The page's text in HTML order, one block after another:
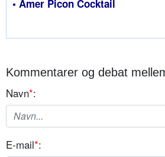
• Amer Picon Cocktail
Kommentarer og debat
Navn*:
E-mail*: